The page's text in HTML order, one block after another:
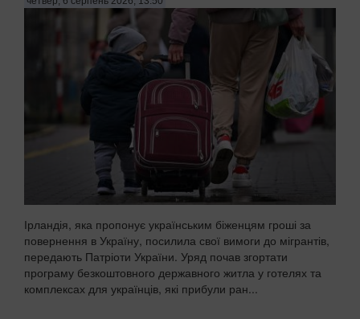
Ірландія, яка пропонує українським біженцям гроші за
повернення в Україну, посилила свої вимоги до мігрантів,
передають Патріоти України. Уряд почав згортати
програму безкоштовного державного житла у готелях та
комплексах для українців, які прибули ран...